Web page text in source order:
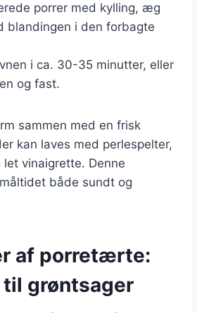
porrer med kylling, æg
blandingen i den forbagte
i ca. 30-35 minutter, eller
og fast.
sammen med en frisk
kan laves med perlespelter,
vinaigrette. Denne
både sundt og
af porretærte:
til grøntsager